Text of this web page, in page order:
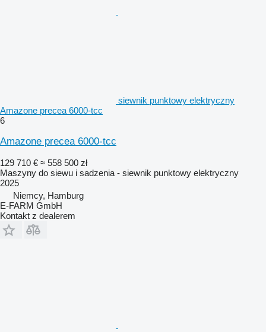
siewnik punktowy elektryczny
Amazone precea 6000-tcc
6
Amazone precea 6000-tcc
129 710 € ≈ 558 500 zł
Maszyny do siewu i sadzenia - siewnik punktowy elektryczny
2025
Niemcy, Hamburg
E-FARM GmbH
Kontakt z dealerem